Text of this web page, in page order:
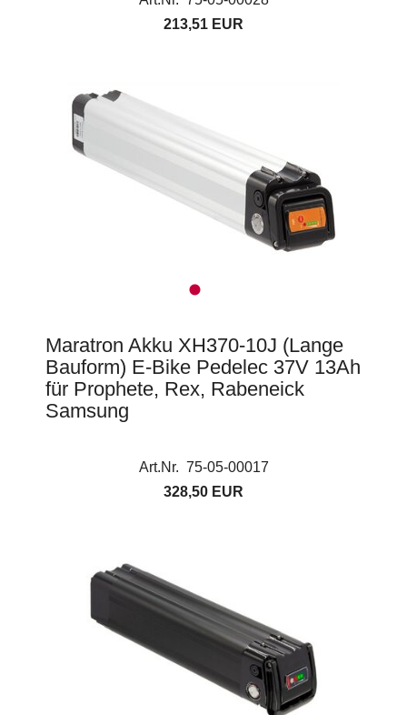
213,51 EUR
Maratron Akku XH370-10J (Lange
Bauform) E-Bike Pedelec 37V 13Ah
für Prophete, Rex, Rabeneick
Samsung
Art.Nr. 75-05-00017
328,50 EUR